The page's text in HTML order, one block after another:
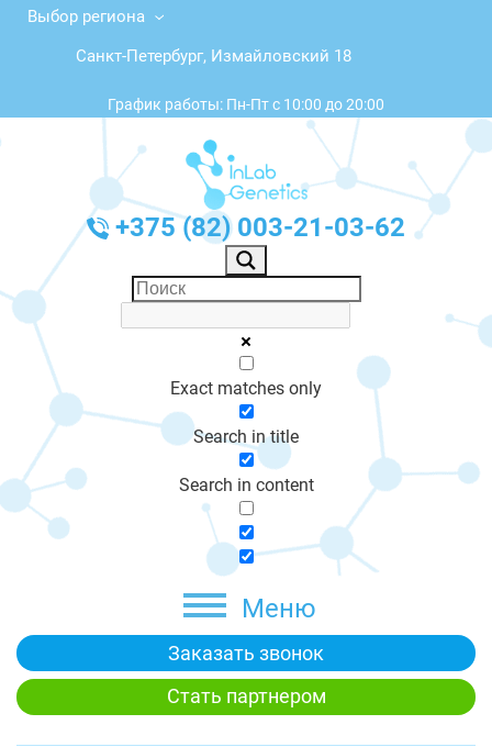
Выбор региона
Санкт-Петербург, Измайловский 18
График работы: Пн-Пт с 10:00 до 20:00
+375 (82) 003-21-03-62
Exact matches only
Search in title
Search in content
Меню
Заказать звонок
Стать партнером